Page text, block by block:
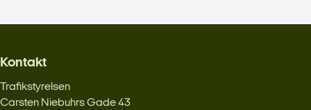
Kontakt
Trafikstyrelsen
Carsten Niebuhrs Gade 43